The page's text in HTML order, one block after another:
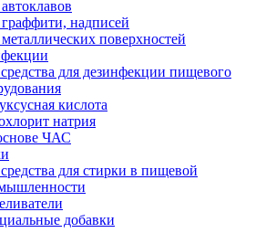
надписей
поверхностей
для дезинфекции пищевого
кислота
натрия
ЧАС
для стирки в пищевой
добавки